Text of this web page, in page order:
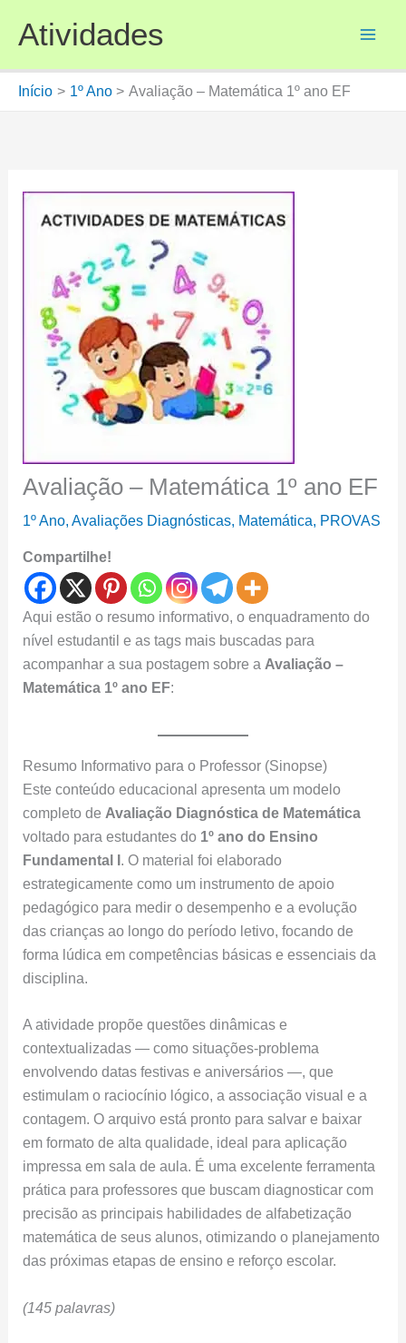
para
conteúdo
Atividades
Início 1º Ano Avaliação – Matemática 1º ano EF
Avaliação – Matemática 1º ano EF
1º Ano, Avaliações Diagnósticas, Matemática, PROVAS
Compartilhe!
Aqui estão o resumo informativo, o enquadramento do
nível estudantil e as tags mais buscadas para
acompanhar a sua postagem sobre a Avaliação –
Matemática 1º ano EF:
Resumo Informativo para o Professor (Sinopse)
Este conteúdo educacional apresenta um modelo
completo de Avaliação Diagnóstica de Matemática
voltado para estudantes do 1º ano do Ensino
Fundamental I . O material foi elaborado
estrategicamente como um instrumento de apoio
pedagógico para medir o desempenho e a evolução
das crianças ao longo do período letivo, focando de
forma lúdica em competências básicas e essenciais da
disciplina.
A atividade propõe questões dinâmicas e
contextualizadas — como situações-problema
envolvendo datas festivas e aniversários —, que
estimulam o raciocínio lógico, a associação visual e a
contagem. O arquivo está pronto para salvar e baixar
em formato de alta qualidade, ideal para aplicação
impressa em sala de aula. É uma excelente ferramenta
prática para professores que buscam diagnosticar com
precisão as principais habilidades de alfabetização
matemática de seus alunos, otimizando o planejamento
das próximas etapas de ensino e reforço escolar.
(145 palavras)